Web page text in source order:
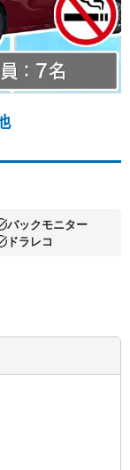
バックモニター
ドラレコ